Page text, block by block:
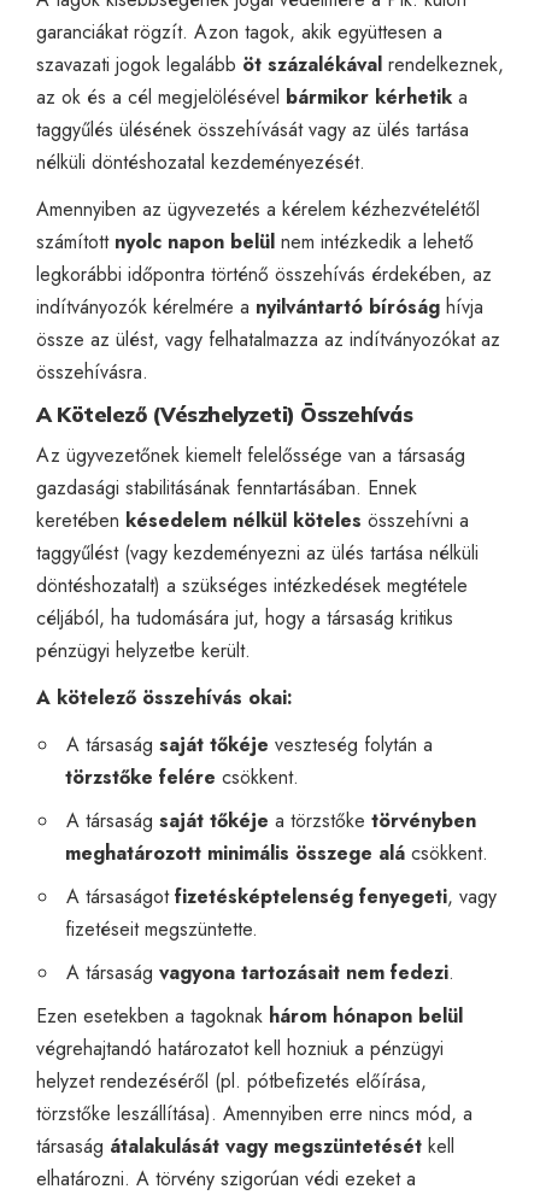
garanciákat rögzít. Azon tagok, akik együttesen a
szavazati jogok legalább öt százalékával rendelkeznek,
az ok és a cél megjelölésével bármikor kérhetik a
taggyűlés ülésének összehívását vagy az ülés tartása
nélküli döntéshozatal kezdeményezését.
Amennyiben az ügyvezetés a kérelem kézhezvételétől
számított nyolc napon belül nem intézkedik a lehető
legkorábbi időpontra történő összehívás érdekében, az
indítványozók kérelmére a nyilvántartó bíróság hívja
össze az ülést, vagy felhatalmazza az indítványozókat az
összehívásra.
A Kötelező (Vészhelyzeti) Összehívás
Az ügyvezetőnek kiemelt felelőssége van a társaság
gazdasági stabilitásának fenntartásában. Ennek
keretében késedelem nélkül köteles összehívni a
taggyűlést (vagy kezdeményezni az ülés tartása nélküli
döntéshozatalt) a szükséges intézkedések megtétele
céljából, ha tudomására jut, hogy a társaság kritikus
pénzügyi helyzetbe került.
A kötelező összehívás okai:
A társaság saját tőkéje veszteség folytán a
törzstőke felére csökkent.
A társaság saját tőkéje a törzstőke törvényben
meghatározott minimális összege alá csökkent.
A társaságotfizetésképtelenség fenyegeti, vagy
fizetéseit megszüntette.
A társaság vagyona tartozásait nem fedezi.
Ezen esetekben a tagoknak három hónapon belül
végrehajtandó határozatot kell hozniuk a pénzügyi
helyzet rendezéséről (pl. pótbefizetés előírása,
törzstőke leszállítása). Amennyiben erre nincs mód, a
társaság átalakulását vagy megszüntetését kell
elhatározni. A törvény szigorúan védi ezeket a